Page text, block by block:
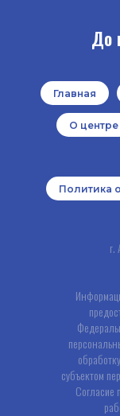
До
Главная
О центре
Политика
субъектом
Согласие